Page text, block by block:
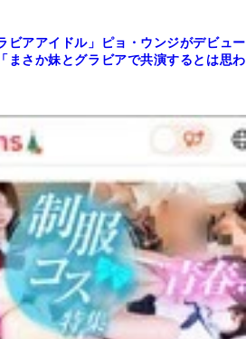
ビアアイドル」ピョ・ウンジがデビュー
まさか妹とグラビアで共演するとは思わ